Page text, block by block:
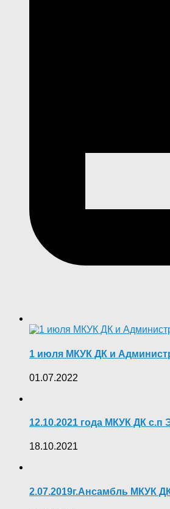
1 июля МКУК ДК и
01.07.2022
12.10.2021 года МКУК ДК с.п
18.10.2021
2.07.2019г.Ансамбль МКУК